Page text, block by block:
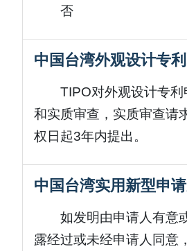
否
中国台湾外观设计专
TIPO对外观设计专
和实质审查，实质审查请
权日起3年内提出。
中国台湾实用新型申
如发明由申请人有意
露经过或未经申请人同意